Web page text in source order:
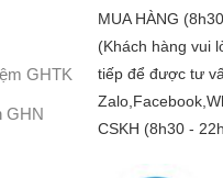
GHTK
GHN
MUA HÀNG
(Khách hàng vui
tiếp để được tư
CSKH (8h30 -